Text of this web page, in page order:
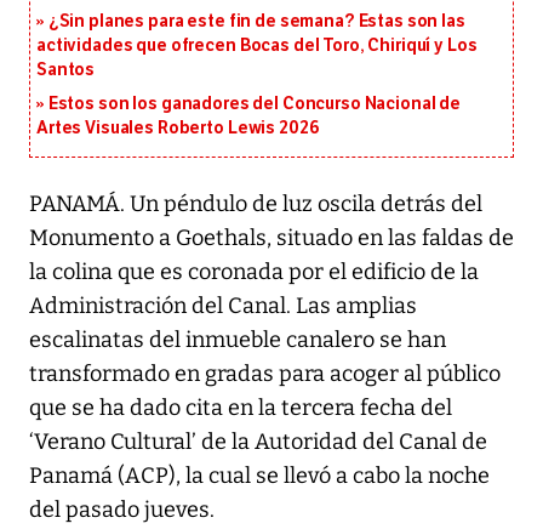
¿Sin planes para este fin de semana? Estas son las
actividades que ofrecen Bocas del Toro, Chiriquí y Los
Santos
Estos son los ganadores del Concurso Nacional de
Artes Visuales Roberto Lewis 2026
PANAMÁ. Un péndulo de luz oscila detrás del
Monumento a Goethals, situado en las faldas de
la colina que es coronada por el edificio de la
Administración del Canal. Las amplias
escalinatas del inmueble canalero se han
transformado en gradas para acoger al público
que se ha dado cita en la tercera fecha del
‘Verano Cultural’ de la Autoridad del Canal de
Panamá (ACP), la cual se llevó a cabo la noche
del pasado jueves.